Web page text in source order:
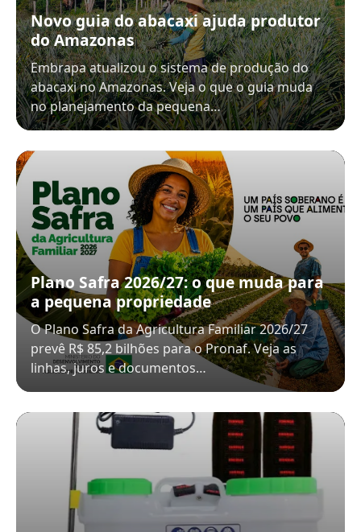
Novo guia do abacaxi ajuda produtor
do Amazonas
Embrapa atualizou o sistema de produção do
abacaxi no Amazonas. Veja o que o guia muda
no planejamento da pequena…
Plano Safra 2026/27: o que muda para
a pequena propriedade
O Plano Safra da Agricultura Familiar 2026/27
prevê R$ 85,2 bilhões para o Pronaf. Veja as
linhas, juros e documentos…